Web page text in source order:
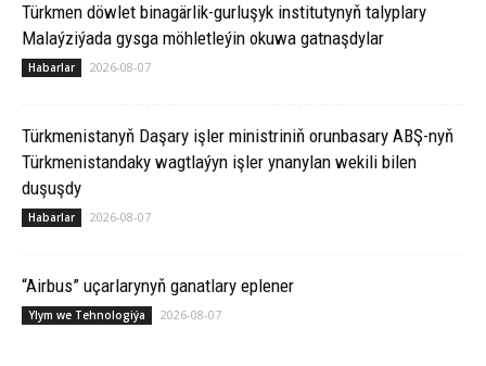
Türkmen döwlet binagärlik-gurluşyk institutynyň talyplary
Malaýziýada gysga möhletleýin okuwa gatnaşdylar
Habarlar 2026-08-07
Türkmenistanyň Daşary işler ministriniň orunbasary ABŞ-nyň
Türkmenistandaky wagtlaýyn işler ynanylan wekili bilen
duşuşdy
Habarlar 2026-08-07
“Airbus” uçarlarynyň ganatlary eplener
Ylym we Tehnologiýa 2026-08-07